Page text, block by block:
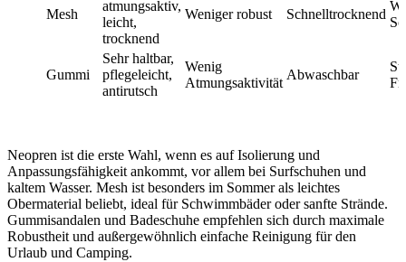
Mesh
atmungsaktiv,
leicht,
trocknend
Weniger robust Schnelltrocknend
Gummi
Sehr haltbar,
pflegeleicht,
antirutsch
Wenig
Atmungsaktivität
Abwaschbar
Neopren ist die erste Wahl, wenn es auf Isolierung und
Anpassungsfähigkeit ankommt, vor allem bei Surfschuhen und
kaltem Wasser. Mesh ist besonders im Sommer als leichtes
Obermaterial beliebt, ideal für Schwimmbäder oder sanfte Strände.
Gummisandalen und Badeschuhe empfehlen sich durch maximale
Robustheit und außergewöhnlich einfache Reinigung für den
Urlaub und Camping.